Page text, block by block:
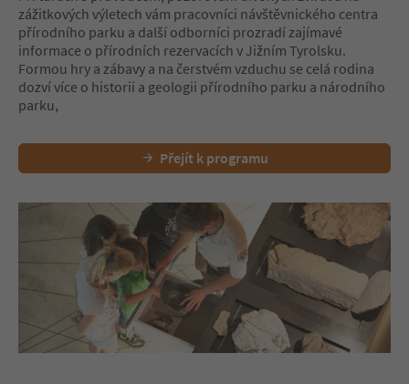
zážitkových výletech vám pracovníci návštěvnického centra
přírodního parku a další odborníci prozradí zajímavé
informace o přírodních rezervacích v Jižním Tyrolsku.
Formou hry a zábavy a na čerstvém vzduchu se celá rodina
dozví více o historii a geologii přírodního parku a národního
parku,
Přejít k programu